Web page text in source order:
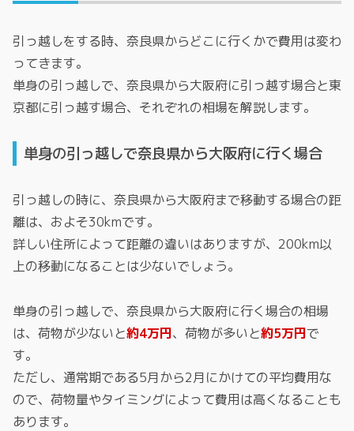
引っ越しをする時、奈良県からどこに行くかで費用は変わ
ってきます。
単身の引っ越しで、奈良県から大阪府に引っ越す場合と東
京都に引っ越す場合、それぞれの相場を解説します。
単身の引っ越しで奈良県から大阪府に行く場合
引っ越しの時に、奈良県から大阪府まで移動する場合の距
離は、およそ30kmです。
詳しい住所によって距離の違いはありますが、200km以
上の移動になることは少ないでしょう。
単身の引っ越しで、奈良県から大阪府に行く場合の相場
は、荷物が少ないと約4万円、荷物が多いと約5万円で
す。
ただし、通常期である5月から2月にかけての平均費用な
ので、荷物量やタイミングによって費用は高くなることも
あります。